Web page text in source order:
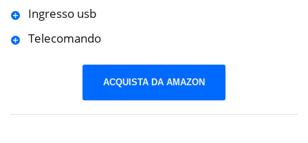
Ingresso usb
Telecomando
ACQUISTA DA AMAZON